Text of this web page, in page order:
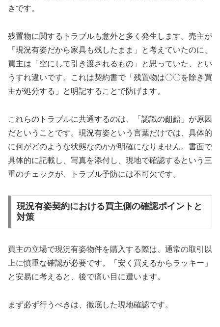
きです。
残置物に関するトラブルも意外と多く発生します。売主が
「現況有姿だから家具も残したまま」と考えていたのに、
買主は「空にして引き渡されるもの」と思っていた、とい
うすれ違いです。これは契約書で「残置物は〇〇を除き買
主が処分する」と明記することで防げます。
これらのトラブルに共通するのは、「認識の齟齬」が原因
だということです。現況有姿という言葉だけでは、具体的
に何がどのような状態なのかが明確になりません。書面で
具体的に記載し、写真を添付し、現地で確認するという三
重のチェックが、トラブル予防には不可欠です。
現況有姿契約における買主側の確認ポイントと
対策
買主の立場で現況有姿物件を購入する際は、通常の取引以
上に慎重な確認が必要です。「安く買えるからラッキー」
と安易に考えると、後で痛い目に遭います。
まず必ず行うべきは、徹底した現地確認です。